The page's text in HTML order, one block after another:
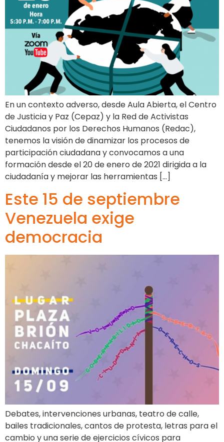
En un contexto adverso, desde Aula Abierta, el Centro
de Justicia y Paz (Cepaz) y la Red de Activistas
Ciudadanos por los Derechos Humanos (Redac),
tenemos la visión de dinamizar los procesos de
participación ciudadana y convocamos a una
formación desde el 20 de enero de 2021 dirigida a la
ciudadanía y mejorar las herramientas […]
Este 15 de septiembre
Venezuela exige
democracia
Debates, intervenciones urbanas, teatro de calle,
bailes tradicionales, cantos de protesta, letras para el
cambio y una serie de ejercicios cívicos para